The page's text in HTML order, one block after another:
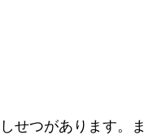
せつがあります。ま